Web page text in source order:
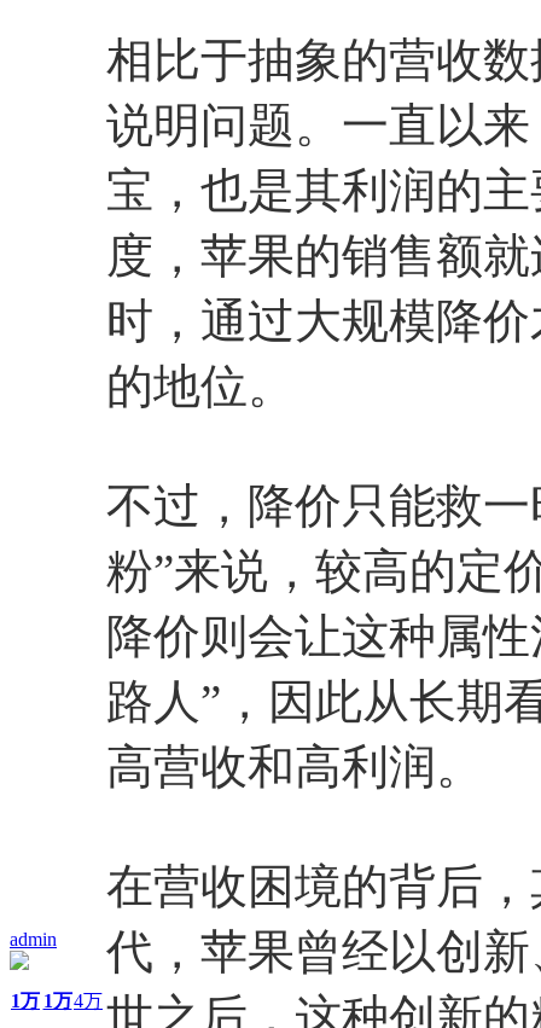
admin
1万 1万4万
相比于抽象的营收
说明问题。一直以
宝，也是其利润的
度，苹果的销售额
时，通过大规模降
的地位。
不过，降价只能救
粉”来说，较高的定
降价则会让这种属
路人”，因此从长期
高营收和高利润。
在营收困境的背后
代，苹果曾经以创
世之后，这种创新